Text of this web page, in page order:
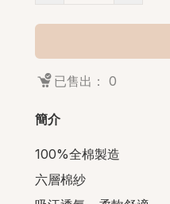
已售出： 0
簡介
100%全棉製造
六層棉紗